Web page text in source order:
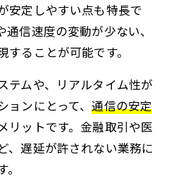
安定しやすい点も特長で
信速度の変動が少ない、
ることが可能です。
テムや、リアルタイム性が
ョンにとって、通信の安定
リットです。金融取引や医
、遅延が許されない業務に